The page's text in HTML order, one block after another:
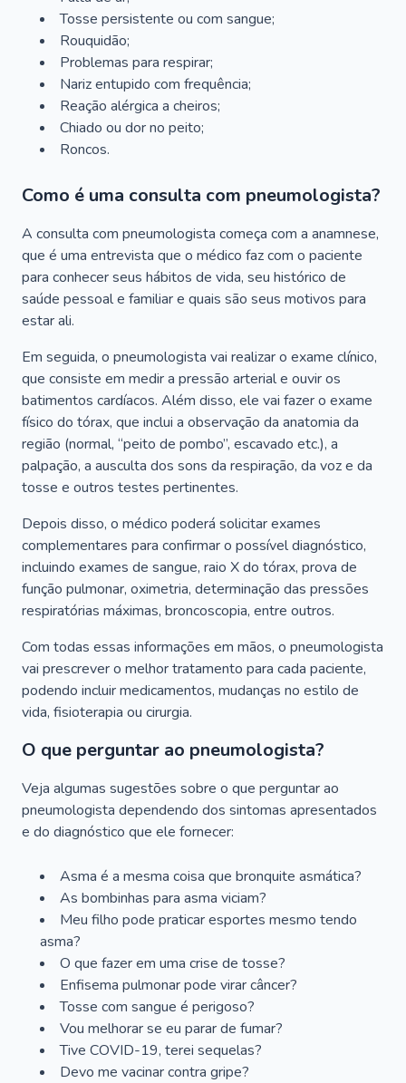
Tosse persistente ou com sangue;
Rouquidão;
Problemas para respirar;
Nariz entupido com frequência;
Reação alérgica a cheiros;
Chiado ou dor no peito;
Roncos.
Como é uma consulta com pneumologista?
A consulta com pneumologista começa com a anamnese,
que é uma entrevista que o médico faz com o paciente
para conhecer seus hábitos de vida, seu histórico de
saúde pessoal e familiar e quais são seus motivos para
estar ali.
Em seguida, o pneumologista vai realizar o exame clínico,
que consiste em medir a pressão arterial e ouvir os
batimentos cardíacos. Além disso, ele vai fazer o exame
físico do tórax, que inclui a observação da anatomia da
região (normal, “peito de pombo”, escavado etc.), a
palpação, a ausculta dos sons da respiração, da voz e da
tosse e outros testes pertinentes.
Depois disso, o médico poderá solicitar exames
complementares para confirmar o possível diagnóstico,
incluindo exames de sangue, raio X do tórax, prova de
função pulmonar, oximetria, determinação das pressões
respiratórias máximas, broncoscopia, entre outros.
Com todas essas informações em mãos, o pneumologista
vai prescrever o melhor tratamento para cada paciente,
podendo incluir medicamentos, mudanças no estilo de
vida, fisioterapia ou cirurgia.
O que perguntar ao pneumologista?
Veja algumas sugestões sobre o que perguntar ao
pneumologista dependendo dos sintomas apresentados
e do diagnóstico que ele fornecer:
Asma é a mesma coisa que bronquite asmática?
As bombinhas para asma viciam?
Meu filho pode praticar esportes mesmo tendo
asma?
O que fazer em uma crise de tosse?
Enfisema pulmonar pode virar câncer?
Tosse com sangue é perigoso?
Vou melhorar se eu parar de fumar?
Tive COVID-19, terei sequelas?
Devo me vacinar contra gripe?